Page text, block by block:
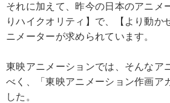
それに加えて、昨今の日本のアニメ
りハイクオリティ】で、【より動か
ニメーターが求められています。
東映アニメーションでは、そんなア
べく、「東映アニメーション作画ア
した。